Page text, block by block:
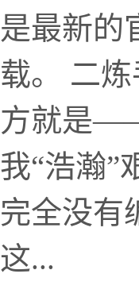
是最新的
载。 二
方就是
我“浩瀚”
完全没
这...